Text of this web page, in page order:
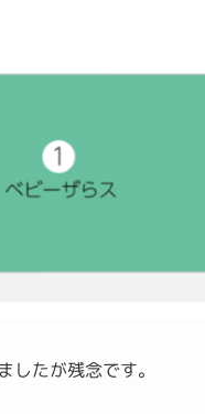
たが残念です。